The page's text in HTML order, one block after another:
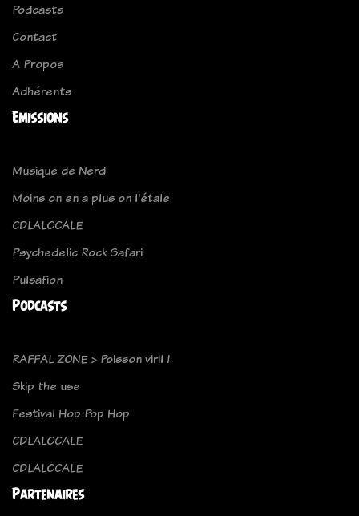
Podcasts
Contact
A Propos
Adhérents
Emissions
Musique de Nerd
Moins on en a plus on l'étale
CDLALOCALE
Psychedelic Rock Safari
Pulsafion
Podcasts
RAFFAL ZONE > Poisson viril !
Skip the use
Festival Hop Pop Hop
CDLALOCALE
CDLALOCALE
Partenaires